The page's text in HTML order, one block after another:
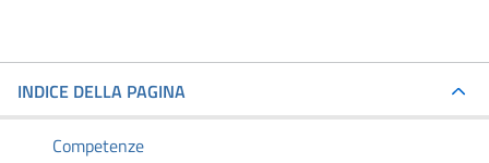
INDICE DELLA PAGINA
Competenze